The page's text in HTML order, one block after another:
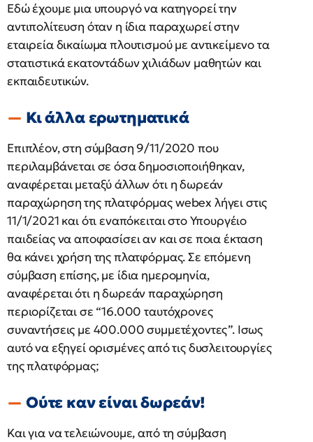
Εδώ έχουμε μια υπουργό να κατηγορεί την
αντιπολίτευση όταν η ίδια παραχωρεί στην
εταιρεία δικαίωμα πλουτισμού με αντικείμενο τα
στατιστικά εκατοντάδων χιλιάδων μαθητών και
εκπαιδευτικών.
Κι άλλα ερωτηματικά
Επιπλέον, στη σύμβαση 9/11/2020 που
περιλαμβάνεται σε όσα δημοσιοποιήθηκαν,
αναφέρεται μεταξύ άλλων ότι η δωρεάν
παραχώρηση της πλατφόρμας webex λήγει στις
11/1/2021 και ότι εναπόκειται στο Υπουργέιο
παιδείας να αποφασίσει αν και σε ποια έκταση
θα κάνει χρήση της πλατφόρμας. Σε επόμενη
σύμβαση επίσης, με ίδια ημερομηνία,
αναφέρεται ότι η δωρεάν παραχώρηση
περιορίζεται σε “16.000 ταυτόχρονες
συναντήσεις με 400.000 συμμετέχοντες”. Ισως
αυτό να εξηγεί ορισμένες από τις δυσλειτουργίες
της πλατφόρμας;
Ούτε καν είναι δωρεάν!
Και για να τελειώνουμε, από τη σύμβαση